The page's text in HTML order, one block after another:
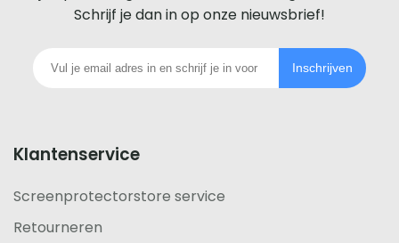
iedere
telefoon
Schrijf je dan in op onze nieuwsbrief!
Inschrijven
Klantenservice
Screenprotectorstore service
Retourneren